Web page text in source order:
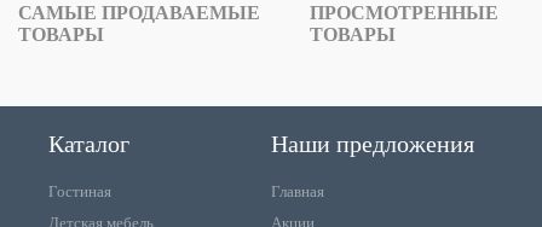
САМЫЕ ПРОДАВАЕМЫЕ
ТОВАРЫ
ПРОСМОТРЕННЫЕ
ТОВАРЫ
Каталог
Гостиная
Детская мебель
Наши предложения
Главная
Акции